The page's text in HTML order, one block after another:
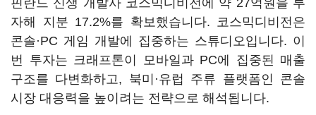
핀란드 신생 개발사 코스믹디비전에 약 27억원을 투
자해 지분 17.2%를 확보했습니다. 코스믹디비전은
콘솔·PC 게임 개발에 집중하는 스튜디오입니다. 이
번 투자는 크래프톤이 모바일과 PC에 집중된 매출
구조를 다변화하고, 북미·유럽 주류 플랫폼인 콘솔
시장 대응력을 높이려는 전략으로 해석됩니다.